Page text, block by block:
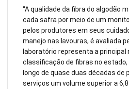
“A qualidade da fibra do algodão
cada safra por meio de um
pelos produtores em seus
manejo nas lavouras, é avaliada
laboratório representa a principal
classificação de fibras no estado,
longo de quase duas décadas de
serviços um volume superior a